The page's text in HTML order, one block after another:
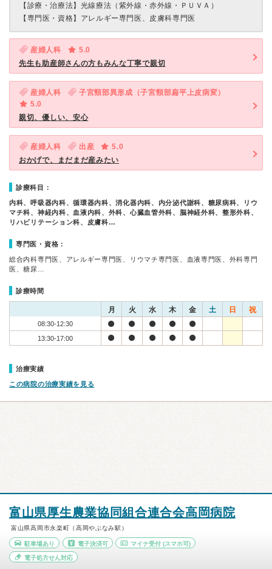
【診療・治療法】 光線療法（紫外線・赤外線・ＰＵＶＡ）
【専門医・資格】 アレルギー専門医、皮膚科専門医
産婦人科
5.0
先生も助産師さんの方もみんな丁寧で親切
産婦人科
子宮頸部異形成（子宮頸部扁平上皮病変）
5.0
親切、優しい、安心
産婦人科 出産
5.0
おかげで、まだまだ産みたい
診療科目：
内科、呼吸器内科、循環器内科、消化器内科、内分泌代謝科、糖尿病科、リウ
マチ科、神経内科、血液内科、外科、心臓血管外科、脳神経外科、整形外科、
リハビリテーション科、皮膚科…
専門医・資格：
総合内科専門医、アレルギー専門医、リウマチ専門医、血液専門医、外科専門
医、糖尿…
診療時間
月 火 水 木 金 土 日 祝
08:30-12:30
13:30-17:00
治療実績
この病院の治療実績を見る
富山県厚生農業協同組合連合会高岡病院
富山県高岡市永楽町（高岡やぶなみ駅）
駐車場あり 電子決済可 マイナ受付 (スマホ可)
電子処方せん対応